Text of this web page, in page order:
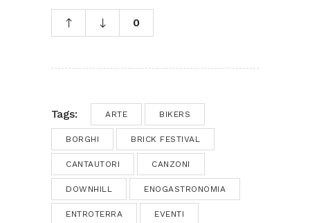
0
Tags: ARTE BIKERS
BORGHI BRICK FESTIVAL
CANTAUTORI CANZONI
DOWNHILL ENOGASTRONOMIA
ENTROTERRA EVENTI